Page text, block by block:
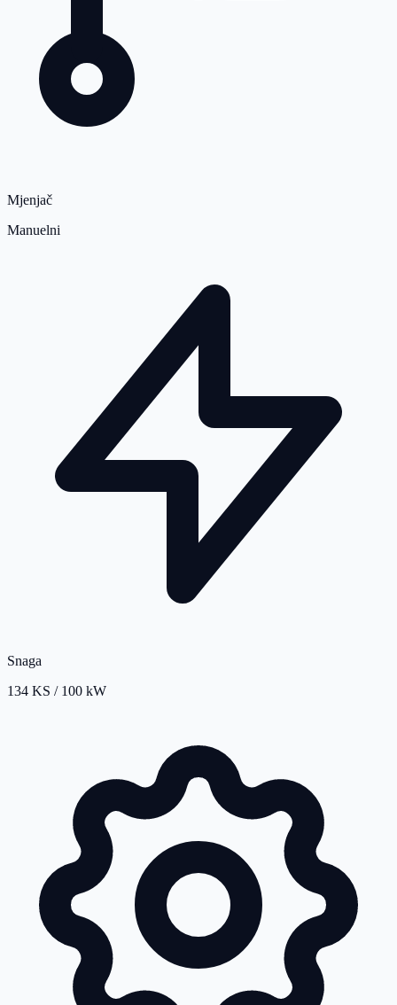
Mjenjač
Manuelni
Snaga
134 KS / 100 kW